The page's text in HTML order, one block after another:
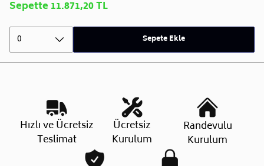
Sepette 11.871,20 TL
0 Sepete Ekle
Hızlı ve Ücretsiz
Teslimat
Ücretsiz
Kurulum
Randevulu
Kurulum